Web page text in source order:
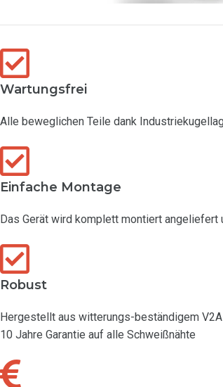
Wartungsfrei
Alle beweglichen Teile dank
Einfache Montage
Das Gerät wird komplett montiert
Robust
Hergestellt aus witterungs-beständigem
10 Jahre Garantie auf alle Schweißnähte